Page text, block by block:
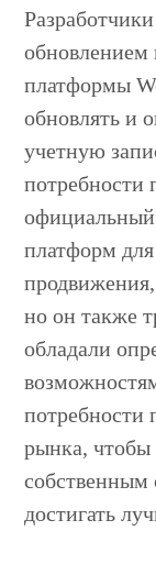
платформы
обновлять и
учетную
потребности
официальный
платформ
но он также
обладали
потребности
рынка, чтобы
достигать